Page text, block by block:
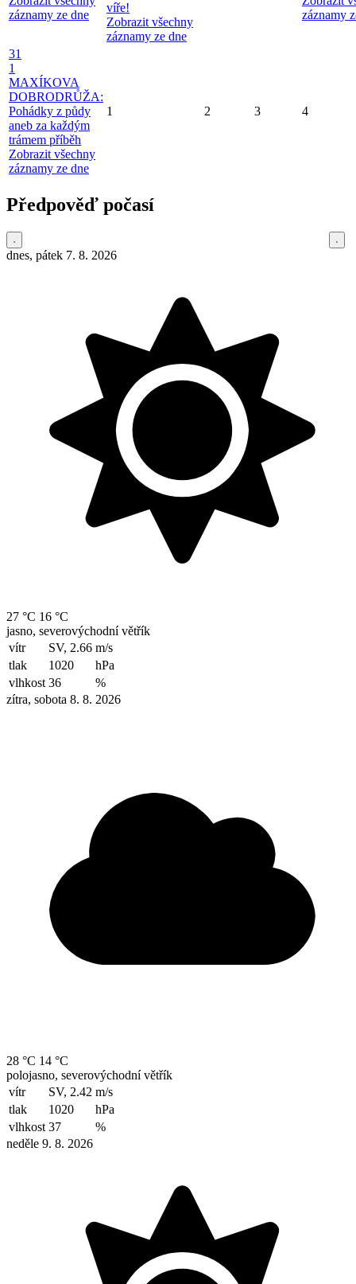
záznamy ze dne
víře!
Zobrazit všechny
záznamy ze dne
záznamy
31
1
MAXÍKOVA
DOBRODRŮŽA:
Pohádky z půdy
aneb za každým
trámem příběh
Zobrazit všechny
záznamy ze dne
1 2 3 4
Předpověď počasí
dnes, pátek 7. 8. 2026
27 °C 16 °C
jasno, severovýchodní větřík
vítr
SV, 2.66 m/s
tlak
1020
hPa
vlhkost 36
%
zítra, sobota 8. 8. 2026
28 °C 14 °C
polojasno, severovýchodní větřík
vítr
SV, 2.42 m/s
tlak
1020
hPa
vlhkost 37
%
neděle 9. 8. 2026